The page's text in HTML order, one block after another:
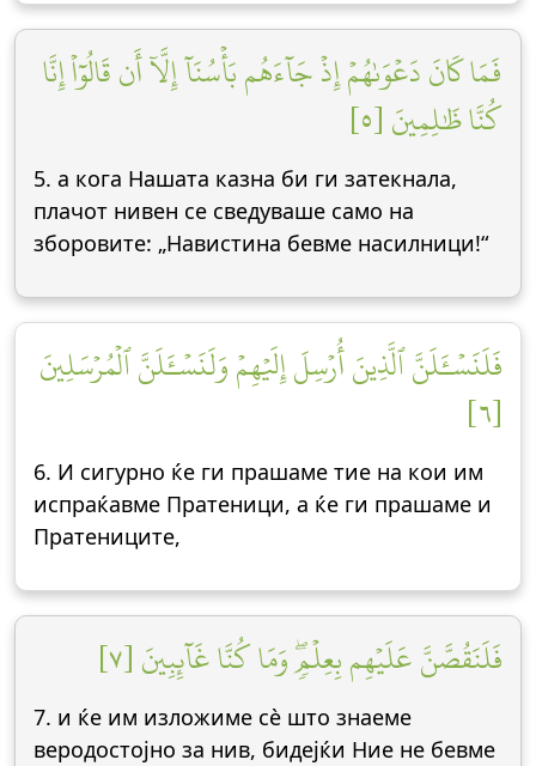
فَمَا كَانَ دَعۡوَىٰهُمۡ إِذۡ جَآءَهُم بَأۡسُنَآ إِلَّآ أَن قَالُوٓاْ إِنَّا
كُنَّا ظَٰلِمِينَ [٥]
5. а кога Нашата казна би ги затекнала,
плачот нивен се сведуваше само на
зборовите: „Навистина бевме насилници!“
فَلَنَسۡـَٔلَنَّ ٱلَّذِينَ أُرۡسِلَ إِلَيۡهِمۡ وَلَنَسۡـَٔلَنَّ ٱلۡمُرۡسَلِينَ
[٦]
6. И сигурно ќе ги прашаме тие на кои им
испраќавме Пратеници, а ќе ги прашаме и
Пратениците,
فَلَنَقُصَّنَّ عَلَيۡهِم بِعِلۡمٖۖ وَمَا كُنَّا غَآئِبِينَ [٧]
7. и ќе им изложиме сè што знаеме
веродостојно за нив, бидејќи Ние не бевме